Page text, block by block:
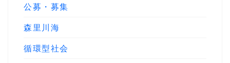
公募・募集
森里川海
循環型社会